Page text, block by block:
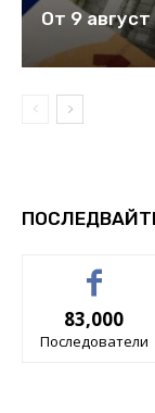
От 9
83,000
Последователи